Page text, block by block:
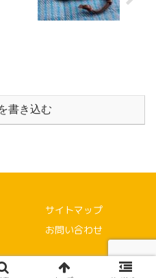
書き込む
サイトマップ
お問い合わせ
けの家庭菜園に挑戦！.